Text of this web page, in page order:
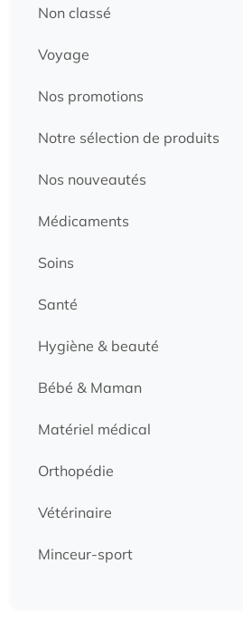
Non classé
Voyage
Nos promotions
Notre sélection de produits
Nos nouveautés
Médicaments
Soins
Santé
Hygiène & beauté
Bébé & Maman
Matériel médical
Orthopédie
Vétérinaire
Minceur-sport